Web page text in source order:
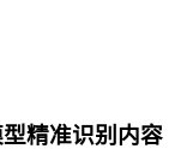
精准识别内容